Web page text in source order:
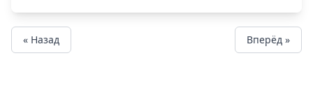
« Назад Вперёд »